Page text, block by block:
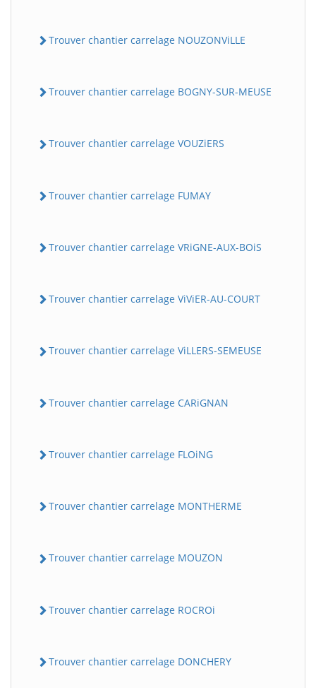
Trouver chantier carrelage NOUZONViLLE
Trouver chantier carrelage BOGNY-SUR-MEUSE
Trouver chantier carrelage VOUZiERS
Trouver chantier carrelage FUMAY
Trouver chantier carrelage VRiGNE-AUX-BOiS
Trouver chantier carrelage ViViER-AU-COURT
Trouver chantier carrelage ViLLERS-SEMEUSE
Trouver chantier carrelage CARiGNAN
Trouver chantier carrelage FLOiNG
Trouver chantier carrelage MONTHERME
Trouver chantier carrelage MOUZON
Trouver chantier carrelage ROCROi
Trouver chantier carrelage DONCHERY